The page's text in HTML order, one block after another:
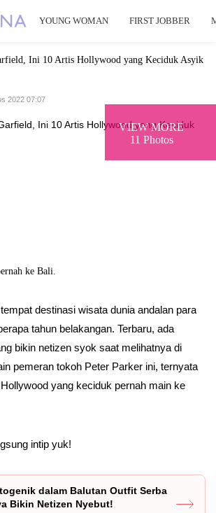
YOUNG WOMAN FIRST JOBBER
Ini 10 Artis Hollywood yang Keciduk Asyik
2022 07:07
VIEW MORE
11 Photos
ke Bali.
destinasi wisata dunia andalan para
tahun belakangan. Terbaru, ada
bikin netizen syok saat melihatnya di
pemeran tokoh Peter Parker ini, ternyata
yang keciduk pernah main ke
intip yuk!
dalam Balutan Outfit Serba
Bikin Netizen Nyebut!